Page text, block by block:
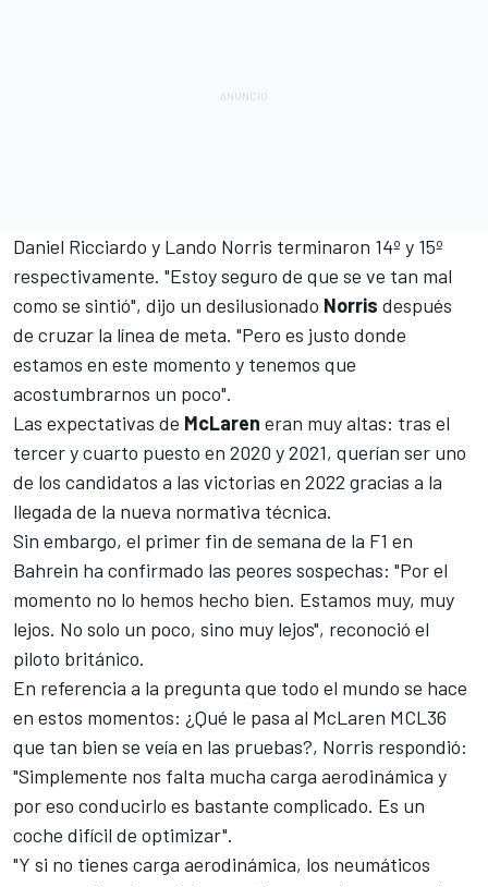
Daniel Ricciardo y Lando Norris terminaron 14º y 15º
respectivamente. "Estoy seguro de que se ve tan mal
como se sintió", dijo un desilusionado Norris después
de cruzar la línea de meta. "Pero es justo donde
estamos en este momento y tenemos que
acostumbrarnos un poco".
Las expectativas de McLaren eran muy altas: tras el
tercer y cuarto puesto en 2020 y 2021, querían ser uno
de los candidatos a las victorias en 2022 gracias a la
llegada de la nueva normativa técnica.
Sin embargo, el primer fin de semana de la F1 en
Bahrein ha confirmado las peores sospechas: "Por el
momento no lo hemos hecho bien. Estamos muy, muy
lejos. No solo un poco, sino muy lejos", reconoció el
piloto británico.
En referencia a la pregunta que todo el mundo se hace
en estos momentos: ¿Qué le pasa al McLaren MCL36
que tan bien se veía en las pruebas?, Norris respondió:
"Simplemente nos falta mucha carga aerodinámica y
por eso conducirlo es bastante complicado. Es un
coche difícil de optimizar".
"Y si no tienes carga aerodinámica, los neumáticos